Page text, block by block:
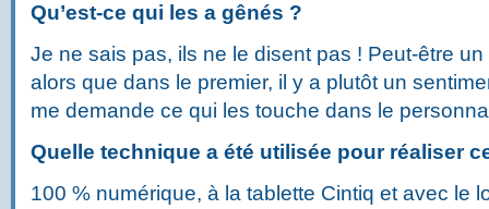
Qu’est-ce qui les a gênés ?
Je ne sais pas, ils ne le disent pas ! Peut-être
alors que dans le premier, il y a plutôt un
me demande ce qui les touche dans le
Quelle technique a été utilisée pour réaliser
100 % numérique, à la tablette Cintiq et avec le